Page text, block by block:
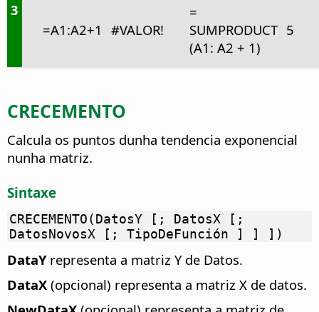
3
=A1:A2+1
#VALOR!
=
SUMPRODUCT
(A1: A2 + 1)
5
CRECEMENTO
Calcula os puntos dunha tendencia exponencial
nunha matriz.
Sintaxe
CRECEMENTO(DatosY [; DatosX [;
DatosNovosX [; TipoDeFunción ] ] ])
DataY representa a matriz Y de Datos.
DataX (opcional) representa a matriz X de datos.